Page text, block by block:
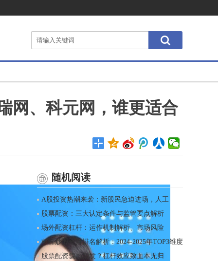
网、科元网，谁更适合
随机阅读
A股投资热潮来袭：新股民急迫进场，人工
股票配资：三大认定条件与监管要点解析
场外配资杠杆：运作机制解析、市场风险
杠杆炒股平台排名解析：2024-2025年TOP3维度
股票配资骗局频发？杠杆效应致血本无归